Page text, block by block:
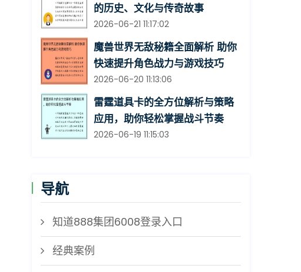
的历史、文化与传奇故事
2026-06-21 11:17:02
魔兽世界无敌秘籍全面解析 助你
快速提升角色战力与游戏技巧
2026-06-20 11:13:06
雷霆道具卡的全方位解析与策略
应用，助你轻松掌握战斗节奏
2026-06-19 11:15:03
导航
知道888集团6008登录入口
经典案例